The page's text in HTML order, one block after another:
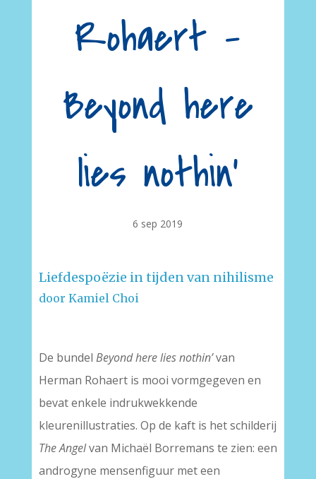
Rohaert –
Beyond here
lies nothin’
6 sep 2019
Liefdespoëzie in tijden van nihilisme
door Kamiel Choi
De bundel Beyond here lies nothin’van
Herman Rohaert is mooi vormgegeven en
bevat enkele indrukwekkende
kleurenillustraties. Op de kaft is het schilderij
The Angelvan Michaël Borremans te zien: een
androgyne mensenfiguur met een